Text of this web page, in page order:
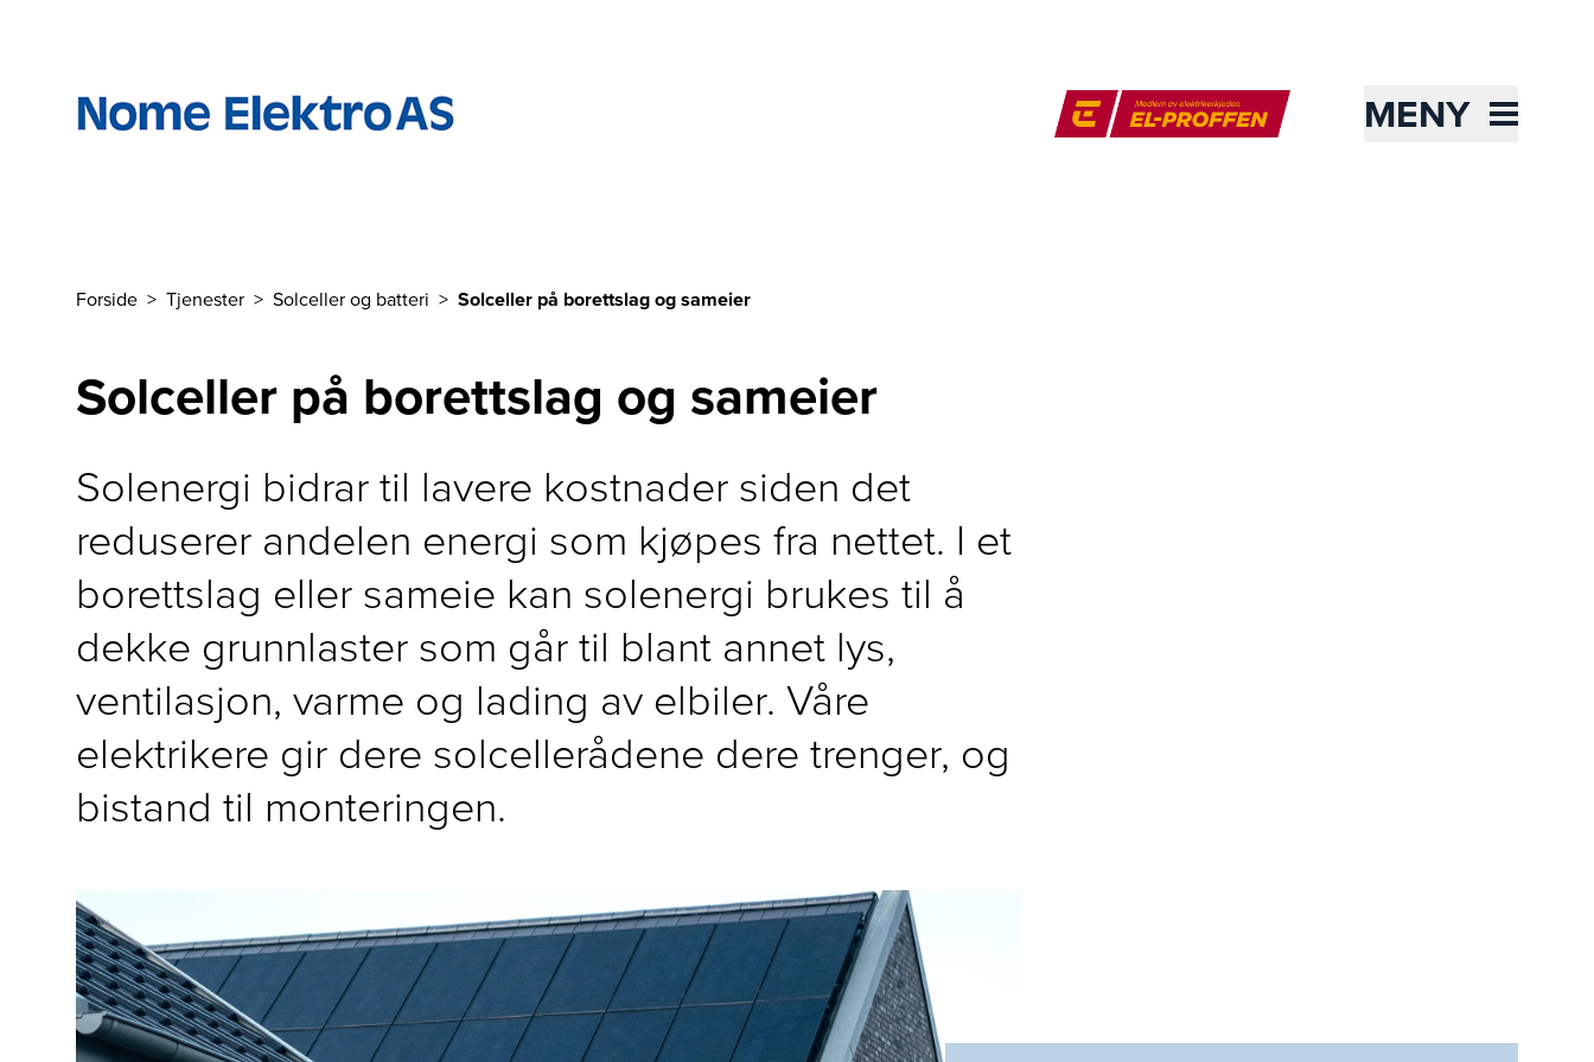
MENY
Forside Tjenester Solceller og batteri Solceller på borettslag og sameier
Solceller på borettslag og sameier
Solenergi bidrar til lavere kostnader siden det
reduserer andelen energi som kjøpes fra nettet. I et
borettslag eller sameie kan solenergi brukes til å
dekke grunnlaster som går til blant annet lys,
ventilasjon, varme og lading av elbiler. Våre
elektrikere gir dere solcellerådene dere trenger, og
bistand til monteringen.